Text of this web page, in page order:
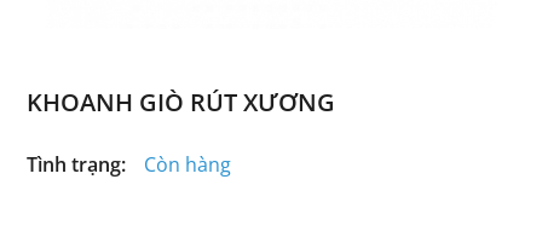
KHOANH GIÒ RÚT XƯƠNG
Tình trạng: Còn hàng